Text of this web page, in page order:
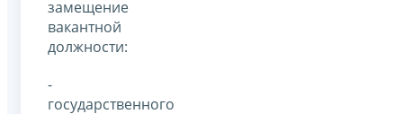
замещение
вакантной
должности:
-
государственного